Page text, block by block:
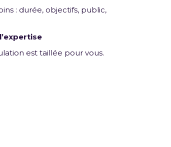
: durée, objectifs, public,
est taillée pour vous.